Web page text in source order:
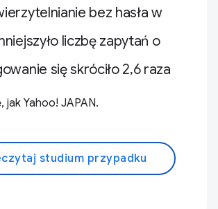
bez hasła w
liczbę zapytań o
się skróciło 2,6 raza
jak Yahoo! JAPAN.
studium przypadku